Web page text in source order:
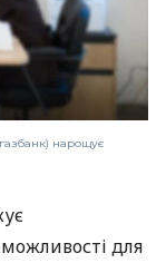
нарощує
для